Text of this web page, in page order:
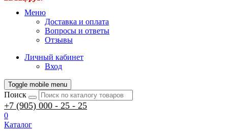
Меню
Доставка и оплата
Вопросы и ответы
Отзывы
Личный кабинет
Вход
Toggle mobile menu
Поиск
+7 (905) 000 - 25 - 25
0
Каталог